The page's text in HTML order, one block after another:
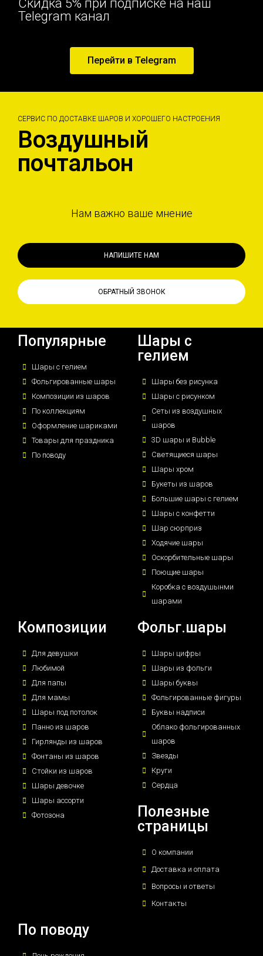
Скидка 5% при подписке на наш
Telegram канал
Перейти в Telegram
СЕРВИС ПО ДОСТАВКЕ ШАРОВ И ХОРОШЕГО НАСТРОЕНИЯ
Воздушный
почтальон
Нам важно ваше мнение
НАПИШИТЕ НАМ
ОБРАТНЫЙ ЗВОНОК
Популярные
Шары с гелием
Фольгированные шары
Композиции из шаров
По коллекциям
Оформление шариками
Товары для праздника
По поводу
Шары с
гелием
Шары без рисунка
Шары с рисунком
Сеты из воздушных
шаров
3D шары и Bubble
Светящиеся шары
Шары хром
Букеты из шаров
Большие шары с гелием
Шары с конфетти
Шар сюрприз
Ходячие шары
Оскорбительные шары
Поющие шары
Коробка с воздушынми
шарами
Композиции
Для девушки
Любимой
Для папы
Для мамы
Шары под потолок
Панно из шаров
Гирлянды из шаров
Фонтаны из шаров
Стойки из шаров
Шары девочке
Шары ассорти
Фотозона
Фольг.шары
Шары цифры
Шары из фольги
Шары буквы
Фольгированные фигуры
Буквы надписи
Облако фольгированных
шаров
Звезды
Круги
Сердца
Полезные
страницы
О компании
Доставка и оплата
Вопросы и ответы
Контакты
По поводу